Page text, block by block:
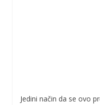
Jedini način da se ovo